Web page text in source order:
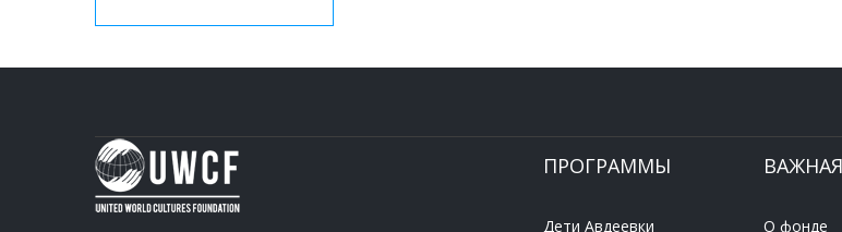
ПРОГРАММЫ
Дети Авдеевки О фонде